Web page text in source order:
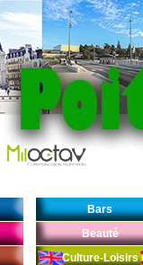
Bars
Beauté
Culture-Loisirs